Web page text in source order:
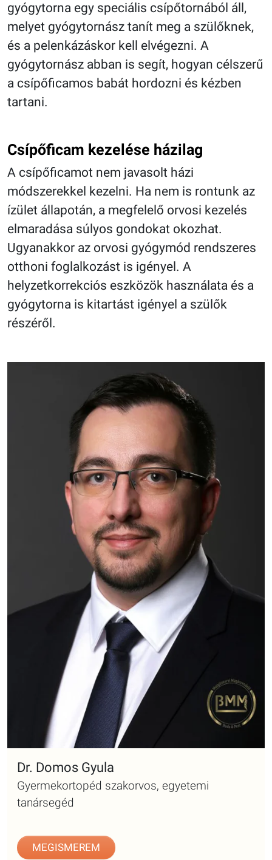
gyógytorna egy speciális csípőtornából áll,
melyet gyógytornász tanít meg a szülőknek,
és a pelenkázáskor kell elvégezni. A
gyógytornász abban is segít, hogyan célszerű
a csípőficamos babát hordozni és kézben
tartani.
Csípőficam kezelése házilag
A csípőficamot nem javasolt házi
módszerekkel kezelni. Ha nem is rontunk az
ízület állapotán, a megfelelő orvosi kezelés
elmaradása súlyos gondokat okozhat.
Ugyanakkor az orvosi gyógymód rendszeres
otthoni foglalkozást is igényel. A
helyzetkorrekciós eszközök használata és a
gyógytorna is kitartást igényel a szülők
részéről.
Dr. Domos Gyula
Gyermekortopéd szakorvos, egyetemi
tanársegéd
MEGISMEREM